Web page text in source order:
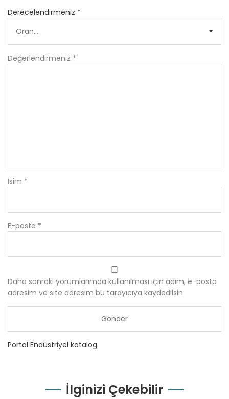
Derecelendirmeniz *
Değerlendirmeniz *
İsim *
E-posta *
Daha sonraki yorumlarımda kullanılması için adım, e-posta
adresim ve site adresim bu tarayıcıya kaydedilsin.
Portal Endüstriyel katalog
İlginizi Çekebilir